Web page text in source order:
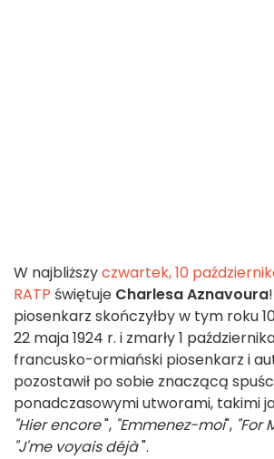
W najbliższyczwartek, 10
RATP świętuje Charlesa Aznavoura
piosenkarz skończyłby w tym roku
22 maja 1924 r. i zmarły 1
francusko-ormiański piosenkarz i
pozostawił po sobie znaczącą
ponadczasowymi utworami, takimi
"Hier encore", "Emmenez-moi", "For
"J'me voyais déjà".